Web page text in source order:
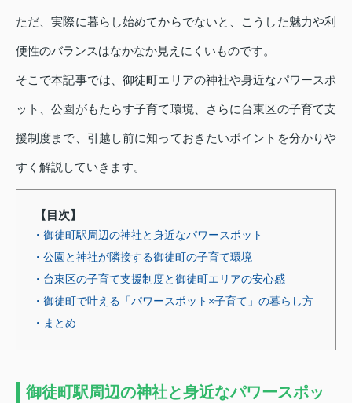
ただ、実際に暮らし始めてからでないと、こうした魅力や利
便性のバランスはなかなか見えにくいものです。
そこで本記事では、御徒町エリアの神社や身近なパワースポ
ット、公園がもたらす子育て環境、さらに台東区の子育て支
援制度まで、引越し前に知っておきたいポイントを分かりや
すく解説していきます。
【目次】
・御徒町駅周辺の神社と身近なパワースポット
・公園と神社が隣接する御徒町の子育て環境
・台東区の子育て支援制度と御徒町エリアの安心感
・御徒町で叶える「パワースポット×子育て」の暮らし方
・まとめ
御徒町駅周辺の神社と身近なパワースポッ